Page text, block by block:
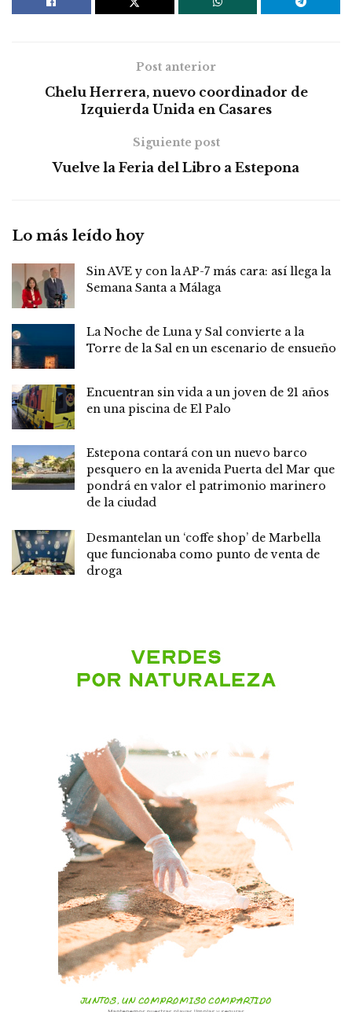
Post anterior
Chelu Herrera, nuevo coordinador de
Izquierda Unida en Casares
Siguiente post
Vuelve la Feria del Libro a Estepona
Lo más leído hoy
Sin AVE y con la AP-7 más cara: así llega la
Semana Santa a Málaga
La Noche de Luna y Sal convierte a la
Torre de la Sal en un escenario de ensueño
Encuentran sin vida a un joven de 21 años
en una piscina de El Palo
Estepona contará con un nuevo barco
pesquero en la avenida Puerta del Mar que
pondrá en valor el patrimonio marinero
de la ciudad
Desmantelan un ‘coffe shop’ de Marbella
que funcionaba como punto de venta de
droga